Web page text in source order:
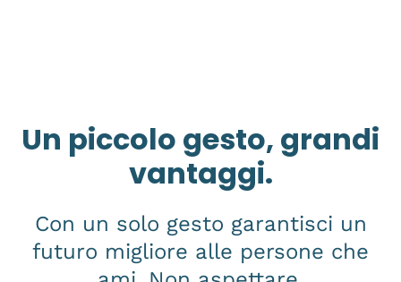
Un piccolo gesto, grandi
vantaggi.
Con un solo gesto garantisci un
futuro migliore alle persone che